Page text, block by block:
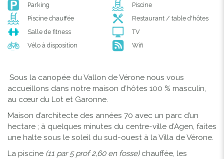
Parking
Piscine
Piscine chauffée
Restaurant / table d'hôtes
Salle de fitness
TV
Vélo à disposition
Wifi
Sous la canopée du Vallon de Vérone nous vous
accueillons dans notre maison d’hôtes 100 % masculin,
au cœur du Lot et Garonne.
Maison d’architecte des années 70 avec un parc d’un
hectare ; à quelques minutes du centre-ville d’Agen, faites
une halte sous le soleil du sud-ouest à la Villa de Vérone.
La piscine (11 par 5 prof 2,60 en fosse)chauffée, les